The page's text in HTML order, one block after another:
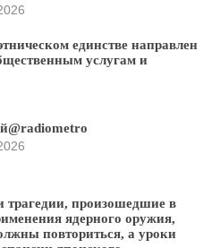
единстве направлен
услугам и
трагедии, произошедшие в
ядерного оружия,
повториться, а уроки